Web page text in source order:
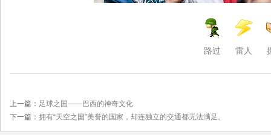
路过 雷人
上一篇： 足球之国——巴西的神奇文化
下一篇： 拥有“天空之国”美誉的国家，却连独立的交通都无法满足。